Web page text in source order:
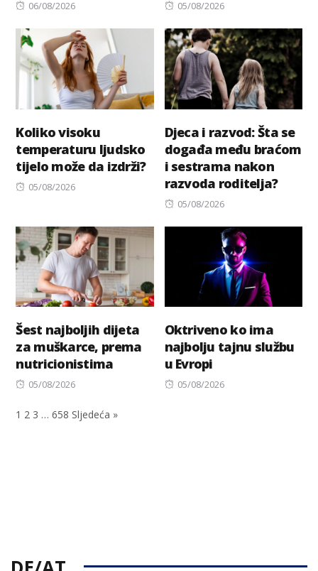
Posted
06/08/2026
Posted
05/08/2026
Koliko visoku
temperaturu ljudsko
tijelo može da izdrži?
Posted
05/08/2026
Djeca i razvod: Šta se
događa među braćom
i sestrama nakon
razvoda roditelja?
Posted
05/08/2026
Šest najboljih dijeta
za muškarce, prema
nutricionistima
Posted
05/08/2026
Oktriveno ko ima
najbolju tajnu službu
u Evropi
Posted
05/08/2026
1 2 3 … 658 Sljedeća »